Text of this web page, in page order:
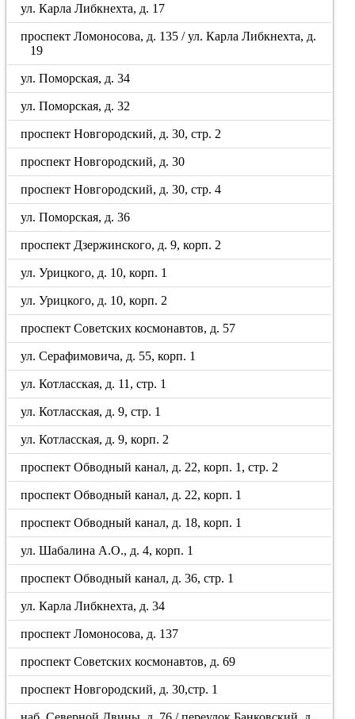
ул. Карла Либкнехта, д. 17
проспект Ломоносова, д. 135 / ул. Карла Либкнехта, д.
19
ул. Поморская, д. 34
ул. Поморская, д. 32
проспект Новгородский, д. 30, стр. 2
проспект Новгородский, д. 30
проспект Новгородский, д. 30, стр. 4
ул. Поморская, д. 36
проспект Дзержинского, д. 9, корп. 2
ул. Урицкого, д. 10, корп. 1
ул. Урицкого, д. 10, корп. 2
проспект Советских космонавтов, д. 57
ул. Серафимовича, д. 55, корп. 1
ул. Котласская, д. 11, стр. 1
ул. Котласская, д. 9, стр. 1
ул. Котласская, д. 9, корп. 2
проспект Обводный канал, д. 22, корп. 1, стр. 2
проспект Обводный канал, д. 22, корп. 1
проспект Обводный канал, д. 18, корп. 1
ул. Шабалина А.О., д. 4, корп. 1
проспект Обводный канал, д. 36, стр. 1
ул. Карла Либкнехта, д. 34
проспект Ломоносова, д. 137
проспект Советских космонавтов, д. 69
проспект Новгородский, д. 30,стр. 1